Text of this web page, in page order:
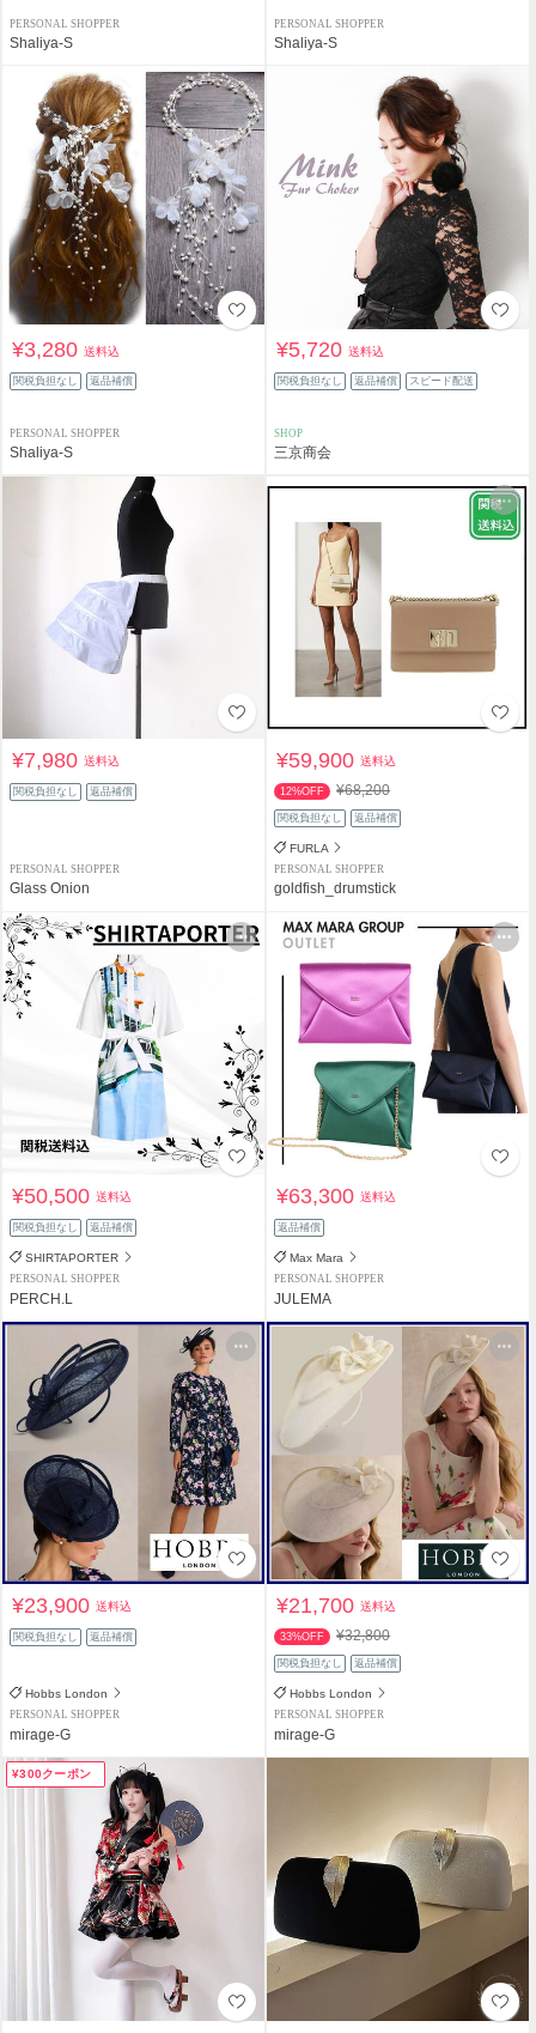
PERSONAL SHOPPER
Shaliya-S
PERSONAL SHOPPER
Shaliya-S
¥3,280送料込
関税負担なし 返品補償
PERSONAL SHOPPER
Shaliya-S
¥5,720送料込
関税負担なし 返品補償 スピード配送
SHOP
三京商会
¥7,980送料込
関税負担なし 返品補償
PERSONAL SHOPPER
Glass Onion
¥59,900送料込
12%OFF ¥68,200
関税負担なし 返品補償
FURLA
PERSONAL SHOPPER
goldfish_drumstick
¥50,500送料込
関税負担なし 返品補償
SHIRTAPORTER
PERSONAL SHOPPER
PERCH.L
¥63,300送料込
返品補償
Max Mara
PERSONAL SHOPPER
JULEMA
¥23,900送料込
関税負担なし 返品補償
Hobbs London
PERSONAL SHOPPER
mirage-G
¥21,700送料込
33%OFF ¥32,800
関税負担なし 返品補償
Hobbs London
PERSONAL SHOPPER
mirage-G
¥300クーポン